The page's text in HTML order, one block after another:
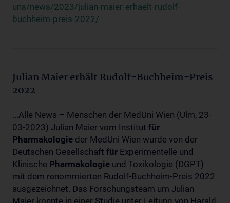
uns/news/2023/julian-maier-erhaelt-rudolf-
buchheim-preis-2022/
Julian Maier erhält Rudolf-Buchheim-Preis
2022
...Alle News – Menschen der MedUni Wien (Ulm, 23-
03-2023) Julian Maier vom Institut für
Pharmakologie der MedUni Wien wurde von der
Deutschen Gesellschaft für Experimentelle und
Klinische Pharmakologie und Toxikologie (DGPT)
mit dem renommierten Rudolf-Buchheim-Preis 2022
ausgezeichnet. Das Forschungsteam um Julian
Maier konnte in einer Studie unter Leitung von Harald